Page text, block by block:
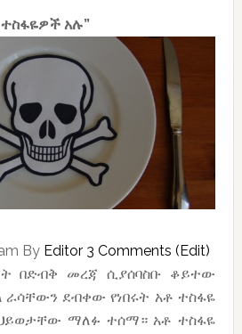
አሉ”
By Editor 3 Comments (Edit)
በድብቅ መረጃ ሲያሰባስቡ ቆይተው
ራሳቸውን ደብቀው የነበሩት አቶ ተስፋዬ
ማለፉ ተሰማ። አቶ ተስፋዬ